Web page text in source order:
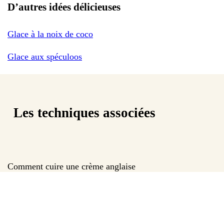
D’autres idées délicieuses
Glace à la noix de coco
Glace aux spéculoos
Les techniques associées
Comment cuire une crème anglaise